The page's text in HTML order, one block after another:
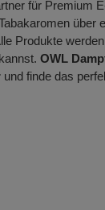
für Premium
Produkte
OWL
und finde das